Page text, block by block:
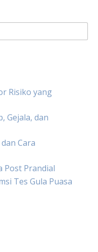
Risiko yang
Gejala, dan
Cara
Post Prandial
Tes Gula Puasa